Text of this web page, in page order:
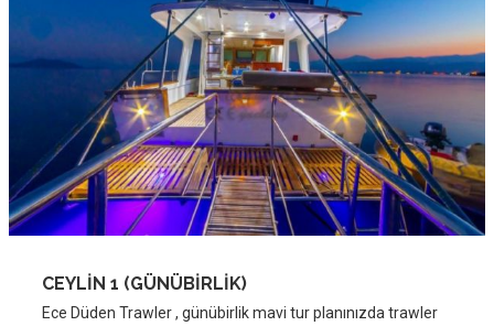
CEYLİN 1 (GÜNÜBİRLİK)
Ece Düden Trawler , günübirlik mavi tur planınızda trawler